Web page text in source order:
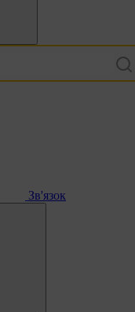
Зв'язок